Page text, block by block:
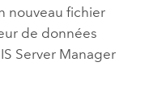
nouveau fichier
de données
Server Manager